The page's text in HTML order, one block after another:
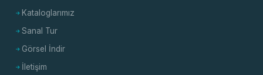
Kataloglarımız
Sanal Tur
Görsel İndir
İletişim